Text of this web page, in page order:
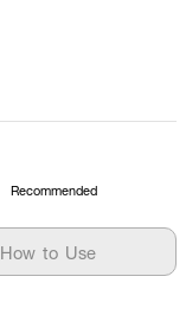
Recommended
How to Use